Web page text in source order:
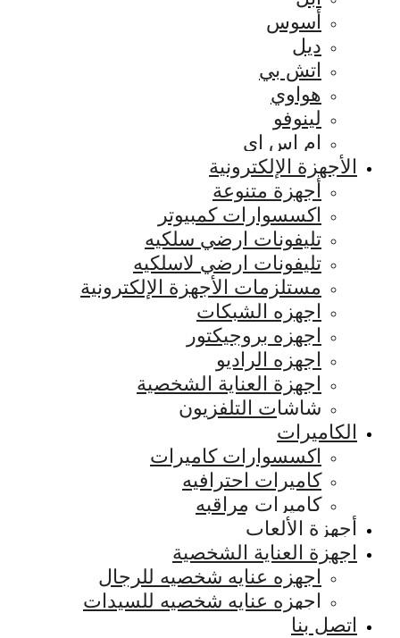
أسوس
ديل
اتش بي
هواوي
لينوفو
ام اس اي
الأجهزة الإلكترونية
أجهزة متنوعة
اكسسوارات كمبيوتر
تليفونات ارضي سلكيه
تليفونات ارضي لاسلكيه
مستلزمات الأجهزة الإلكترونية
اجهزه الشبكات
اجهزه بروجيكتور
اجهزه الراديو
اجهزة العناية الشخصية
شاشات التلفزيون
الكاميرات
اكسسوارات كاميرات
كاميرات احترافيه
كاميرات مراقبه
أجهزة الألعاب
اجهزة العناية الشخصية
اجهزه عنايه شخصيه للرجال
اجهزه عنايه شخصيه للسيدات
اتصل بنا